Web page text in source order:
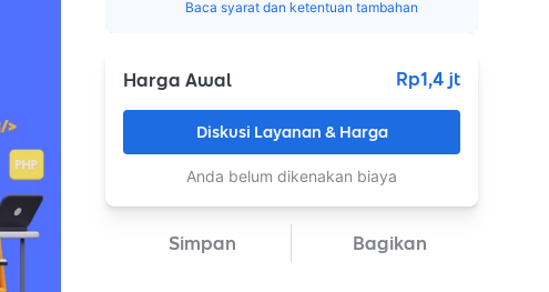
Baca syarat dan ketentuan tambahan
Harga Awal Rp1,4 jt
Diskusi Layanan & Harga
Anda belum dikenakan biaya
Simpan Bagikan